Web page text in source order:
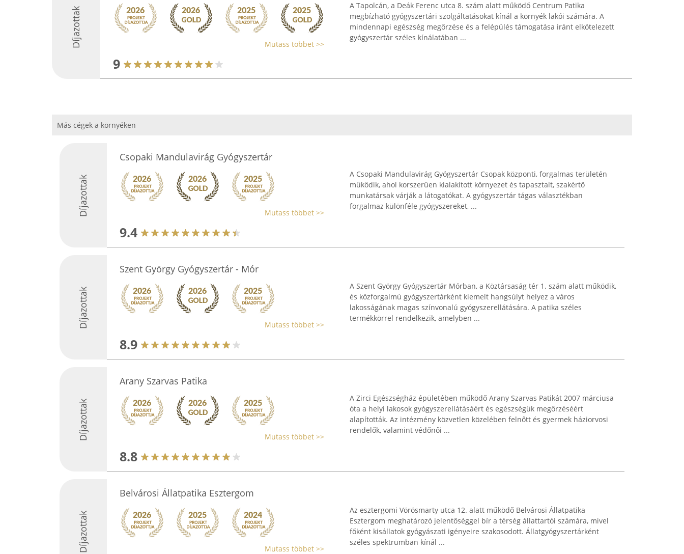
Díjazottak Mutass többet >>
9
A Tapolcán, a Deák Ferenc utca 8. szám alatt működő Centrum Patika
megbízható gyógyszertári szolgáltatásokat kínál a környék lakói számára. A
mindennapi egészség megőrzése és a felépülés támogatása iránt elkötelezett
gyógyszertár széles kínálatában ...
Más cégek a környéken
Díjazottak
Csopaki Mandulavirág Gyógyszertár
Mutass többet >>
9.4
A Csopaki Mandulavirág Gyógyszertár Csopak központi, forgalmas területén
működik, ahol korszerűen kialakított környezet és tapasztalt, szakértő
munkatársak várják a látogatókat. A gyógyszertár tágas választékban
forgalmaz különféle gyógyszereket, ...
Díjazottak
Szent György Gyógyszertár - Mór
Mutass többet >>
8.9
A Szent György Gyógyszertár Mórban, a Köztársaság tér 1. szám alatt működik,
és közforgalmú gyógyszertárként kiemelt hangsúlyt helyez a város
lakosságának magas színvonalú gyógyszerellátására. A patika széles
termékkörrel rendelkezik, amelyben ...
Díjazottak
Arany Szarvas Patika
Mutass többet >>
8.8
A Zirci Egészségház épületében működő Arany Szarvas Patikát 2007 márciusa
óta a helyi lakosok gyógyszerellátásáért és egészségük megőrzéséért
alapították. Az intézmény közvetlen közelében felnőtt és gyermek háziorvosi
rendelők, valamint védőnői ...
Díjazottak
Belvárosi Állatpatika Esztergom
Mutass többet >>
Az esztergomi Vörösmarty utca 12. alatt működő Belvárosi Állatpatika
Esztergom meghatározó jelentőséggel bír a térség állattartói számára, mivel
főként kisállatok gyógyászati igényeire szakosodott. Állatgyógyszertárként
széles spektrumban kínál ...